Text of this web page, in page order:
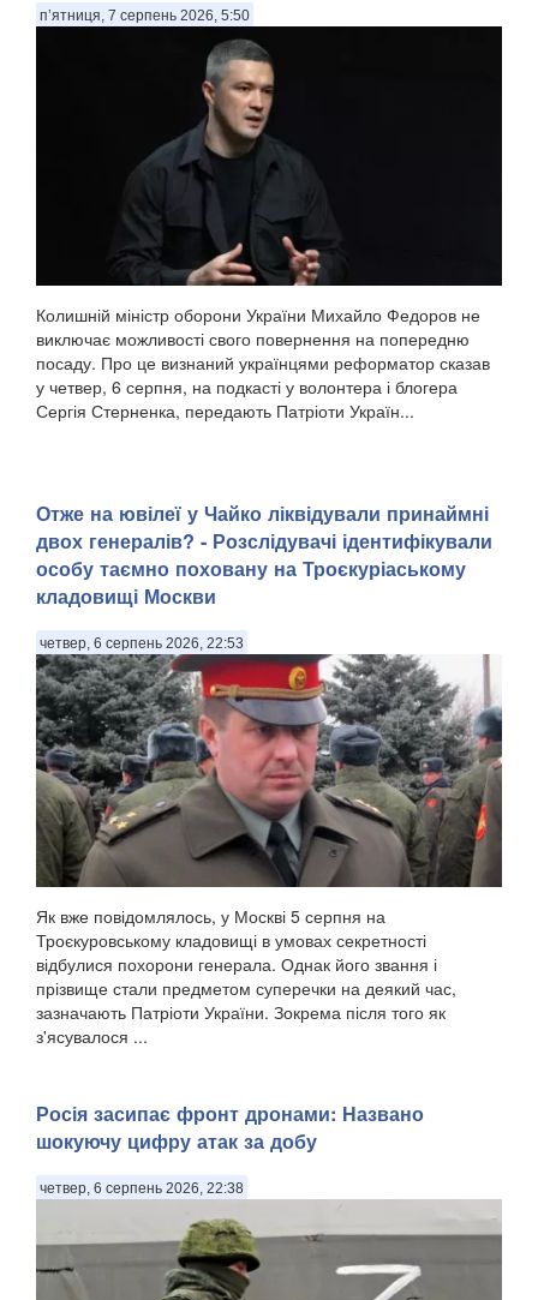
п’ятниця, 7 серпень 2026, 5:50
Колишній міністр оборони України Михайло Федоров не
виключає можливості свого повернення на попередню
посаду. Про це визнаний українцями реформатор сказав
у четвер, 6 серпня, на подкасті у волонтера і блогера
Сергія Стерненка, передають Патріоти Україн...
Отже на ювілеї у Чайко ліквідували принаймні
двох генералів? - Розслідувачі ідентифікували
особу таємно поховану на Троєкуріаському
кладовищі Москви
четвер, 6 серпень 2026, 22:53
Як вже повідомлялось, у Москві 5 серпня на
Троєкуровському кладовищі в умовах секретності
відбулися похорони генерала. Однак його звання і
прізвище стали предметом суперечки на деякий час,
зазначають Патріоти України. Зокрема після того як
з'ясувалося ...
Росія засипає фронт дронами: Названо
шокуючу цифру атак за добу
четвер, 6 серпень 2026, 22:38